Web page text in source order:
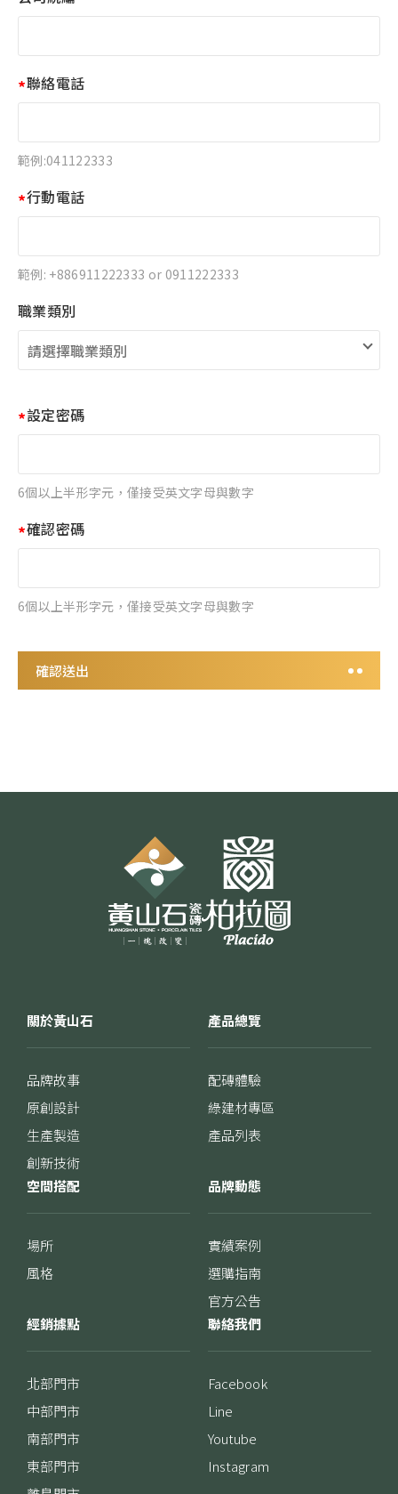
聯絡電話
範例:041122333
行動電話
範例: +886911222333 or 0911222333
職業類別
設定密碼
6個以上半形字元，僅接受英文字母與數字
確認密碼
6個以上半形字元，僅接受英文字母與數字
確認送出
關於黃山石
品牌故事
原創設計
生產製造
創新技術
產品總覽
配磚體驗
綠建材專區
產品列表
空間搭配
場所
風格
品牌動態
實績案例
選購指南
官方公告
經銷據點
北部門市
中部門市
南部門市
東部門市
聯絡我們
Facebook
Line
Youtube
Instagram
一律啟用